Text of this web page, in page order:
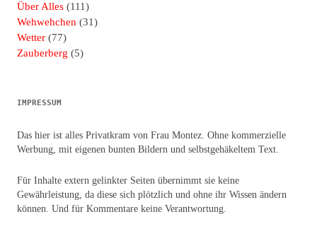
Über Alles (111)
Wehwehchen (31)
Wetter (77)
Zauberberg (5)
IMPRESSUM
Das hier ist alles Privatkram von Frau Montez. Ohne kommerzielle
Werbung, mit eigenen bunten Bildern und selbstgehäkeltem Text.
Für Inhalte extern gelinkter Seiten übernimmt sie keine
Gewährleistung, da diese sich plötzlich und ohne ihr Wissen ändern
können. Und für Kommentare keine Verantwortung.